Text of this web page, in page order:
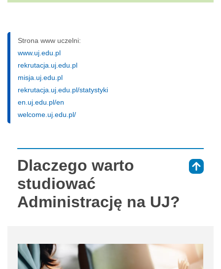
Strona www uczelni:
www.uj.edu.pl
rekrutacja.uj.edu.pl
misja.uj.edu.pl
rekrutacja.uj.edu.pl/statystyki
en.uj.edu.pl/en
welcome.uj.edu.pl/
Dlaczego warto
studiować
Administrację na UJ?